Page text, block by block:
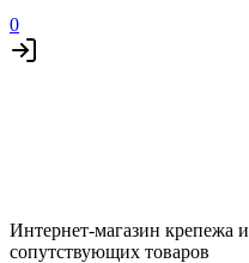
0
Интернет-магазин крепежа и
сопутствующих товаров